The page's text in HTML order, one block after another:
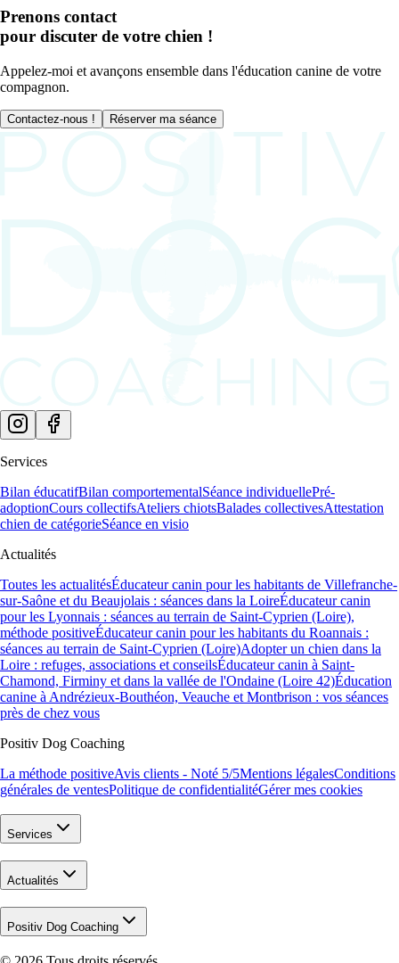
Prenons contact
pour discuter de votre chien !
Appelez-moi et avançons ensemble dans l'éducation canine de votre
compagnon.
Contactez-nous ! Réserver ma séance
Services
Bilan éducatifBilan comportementalSéance individuellePré-
adoptionCours collectifsAteliers chiotsBalades collectivesAttestation
chien de catégorieSéance en visio
Actualités
Toutes les actualitésÉducateur canin pour les habitants de Villefranche-
sur-Saône et du Beaujolais : séances dans la LoireÉducateur canin
pour les Lyonnais : séances au terrain de Saint-Cyprien (Loire),
méthode positiveÉducateur canin pour les habitants du Roannais :
séances au terrain de Saint-Cyprien (Loire)Adopter un chien dans la
Loire : refuges, associations et conseilsÉducateur canin à Saint-
Chamond, Firminy et dans la vallée de l'Ondaine (Loire 42)Éducation
canine à Andrézieux-Bouthéon, Veauche et Montbrison : vos séances
près de chez vous
Positiv Dog Coaching
La méthode positiveAvis clients - Noté 5/5Mentions légalesConditions
générales de ventesPolitique de confidentialitéGérer mes cookies
Services
Actualités
Positiv Dog Coaching